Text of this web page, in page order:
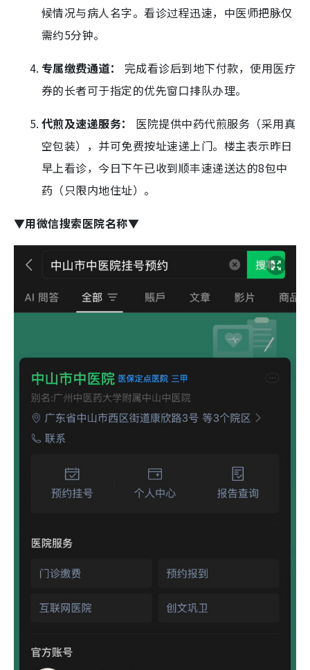
候情况与病人名字。看诊过程迅速，中医师把脉仅
需约5分钟。
专属缴费通道：
完成看诊后到地下付款，使用医疗
券的长者可于指定的优先窗口排队办理。
代煎及速递服务：
医院提供中药代煎服务（采用真
空包装），并可免费按址速递上门。楼主表示昨日
早上看诊，今日下午已收到顺丰速递送达的8包中
药（只限内地住址）。
▼用微信搜索医院名称▼